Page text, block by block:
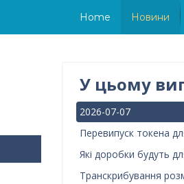
Home Новини
У цьому
2026-07-07
Перевипуск токена
Які доробки будуть
Транскрибування